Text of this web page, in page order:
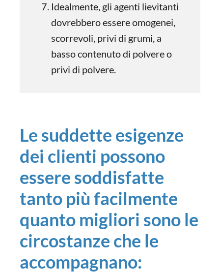
Idealmente, gli agenti lievitanti
dovrebbero essere omogenei,
scorrevoli, privi di grumi, a
basso contenuto di polvere o
privi di polvere.
Le suddette esigenze
dei clienti possono
essere soddisfatte
tanto più facilmente
quanto migliori sono le
circostanze che le
accompagnano: